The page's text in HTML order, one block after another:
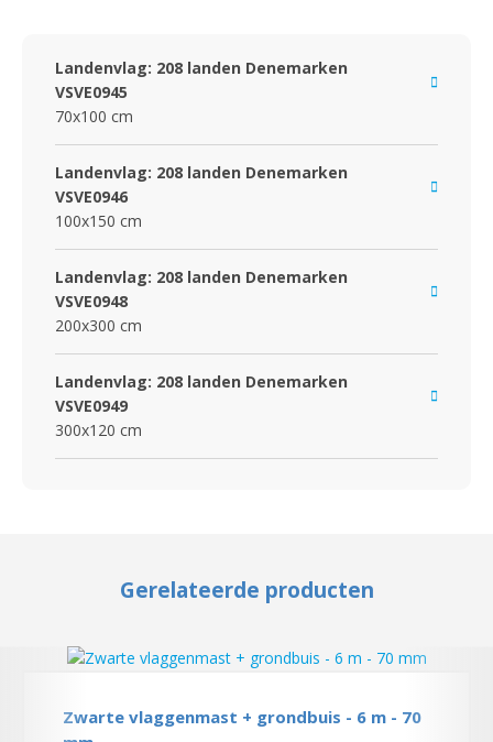
Landenvlag: 208 landen Denemarken
VSVE0945
70x100 cm
Landenvlag: 208 landen Denemarken
VSVE0946
100x150 cm
Landenvlag: 208 landen Denemarken
VSVE0948
200x300 cm
Landenvlag: 208 landen Denemarken
VSVE0949
300x120 cm
Gerelateerde producten
Zwarte vlaggenmast + grondbuis - 6 m - 70